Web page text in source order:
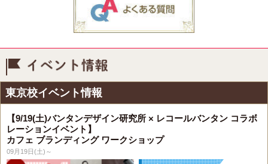
東京校イベント情報
【9/19(土)バンタンデザイン研究所 × レコールバンタン コラボ
レーションイベント】
カフェ ブランディング ワークショップ
09月19日(土)～